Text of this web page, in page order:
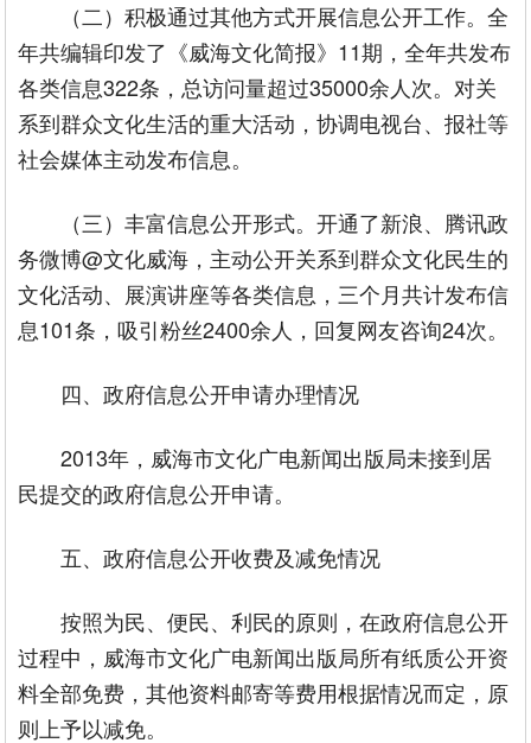
（二）积极通过其他方式开展信息公开工作。全
年共编辑印发了《威海文化简报》11期，全年共发布
各类信息322条，总访问量超过35000余人次。对关
系到群众文化生活的重大活动，协调电视台、报社等
社会媒体主动发布信息。
（三）丰富信息公开形式。开通了新浪、腾讯政
务微博@文化威海，主动公开关系到群众文化民生的
文化活动、展演讲座等各类信息，三个月共计发布信
息101条，吸引粉丝2400余人，回复网友咨询24次。
四、政府信息公开申请办理情况
2013年，威海市文化广电新闻出版局未接到居
民提交的政府信息公开申请。
五、政府信息公开收费及减免情况
按照为民、便民、利民的原则，在政府信息公开
过程中，威海市文化广电新闻出版局所有纸质公开资
料全部免费，其他资料邮寄等费用根据情况而定，原
则上予以减免。